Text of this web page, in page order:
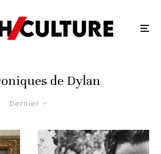
de Dylan
Dernier